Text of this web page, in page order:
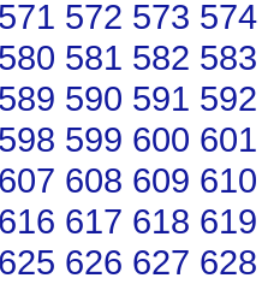
571 572 573 574
580 581 582 583
589 590 591 592
598 599 600 601
607 608 609 610
616 617 618 619
625 626 627 628